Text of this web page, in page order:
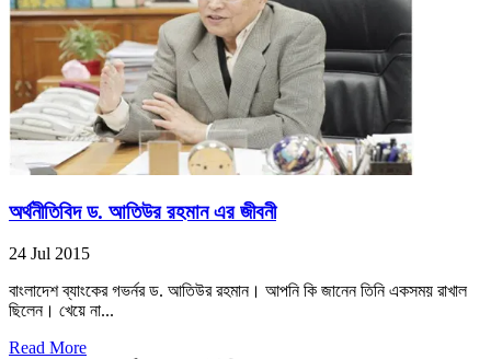
অর্থনীতিবিদ ড. আতিউর রহমান এর জীবনী
24 Jul 2015
বাংলাদেশ ব্যাংকের গভর্নর ড. আতিউর রহমান। আপনি কি জানেন তিনি একসময় রাখাল
ছিলেন। খেয়ে না...
Read More